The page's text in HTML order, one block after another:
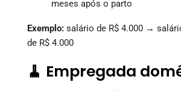
meses após o parto
Exemplo: salário de R$ 4.000 →
de R$ 4.000
🧹 Empregada